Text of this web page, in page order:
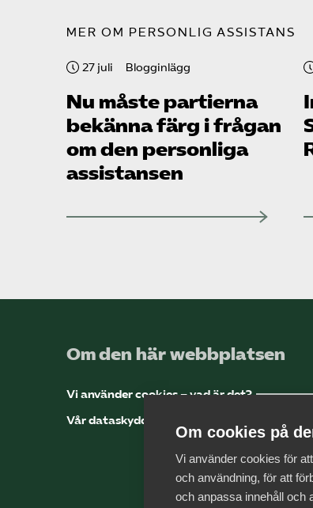
MER OM PERSONLIG ASSISTANS
27 juli Blogginlägg
Nu måste partierna
bekänna färg i frågan
om den personliga
assistansen
Om den här webbplatsen
Vi använder cookies – vad är det?
Vår dataskyddspolicy
Om cookies på
Vi använder cookies för
och användning, för att
och anpassa innehåll och